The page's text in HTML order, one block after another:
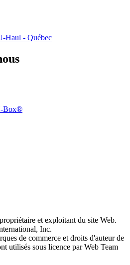
Haul - Québec
Box®
et exploitant du site Web.
Inc.
de commerce et droits d'auteur de
utilisés sous licence par Web Team